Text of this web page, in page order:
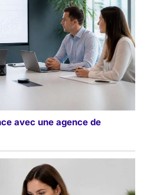
avec une agence de